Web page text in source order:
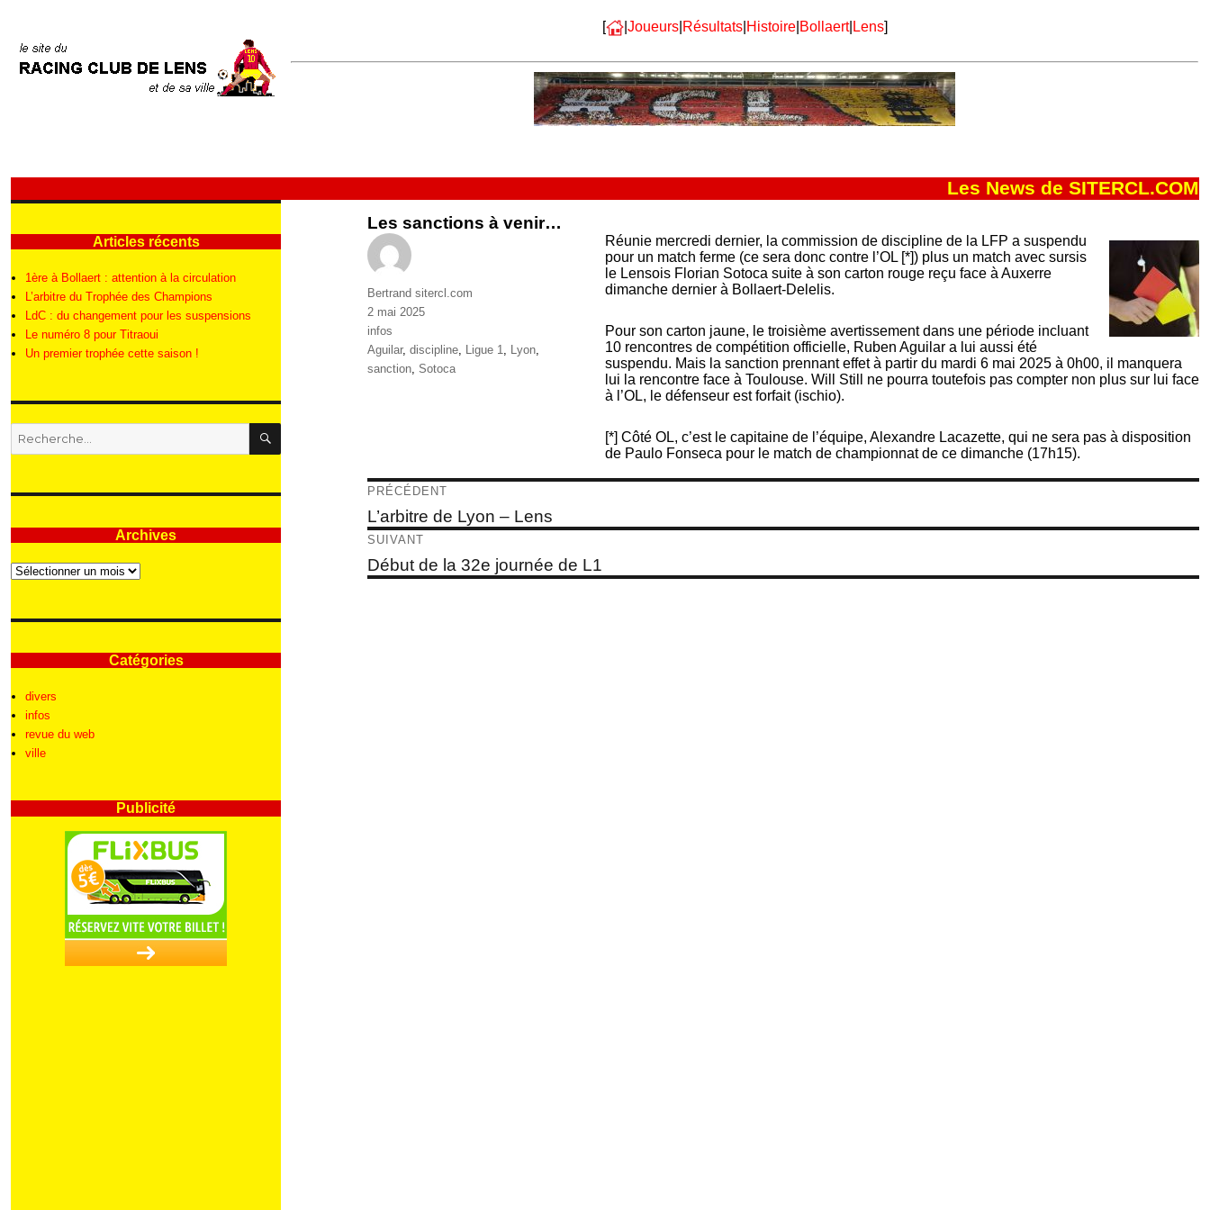
[ | Joueurs| Résultats| Histoire| Bollaert| Lens]
Les News de SITERCL.COM
Les sanctions à venir…
Réunie mercredi dernier, la commission de discipline de la LFP a suspendu
pour un match ferme (ce sera donc contre l’OL [*]) plus un match avec sursis
le Lensois Florian Sotoca suite à son carton rouge reçu face à Auxerre
dimanche dernier à Bollaert-Delelis.
Pour son carton jaune, le troisième avertissement dans une période incluant
10 rencontres de compétition officielle, Ruben Aguilar a lui aussi été
suspendu. Mais la sanction prennant effet à partir du mardi 6 mai 2025 à 0h00, il manquera
lui la rencontre face à Toulouse. Will Still ne pourra toutefois pas compter non plus sur lui face
à l’OL, le défenseur est forfait (ischio).
[*] Côté OL, c’est le capitaine de l’équipe, Alexandre Lacazette, qui ne sera pas à disposition
de Paulo Fonseca pour le match de championnat de ce dimanche (17h15).
Auteur
Bertrand sitercl.com
Publié
le
2 mai 2025
Catégories
infos
Étiquettes
Aguilar, discipline, Ligue 1, Lyon,
sanction, Sotoca
Navigation
de
l’article
PRÉCÉDENT
Article
précédent :
L’arbitre de Lyon – Lens
SUIVANT
Article
suivant :
Début de la 32e journée de L1
Articles récents
1ère à Bollaert : attention à la circulation
L’arbitre du Trophée des Champions
LdC : du changement pour les suspensions
Le numéro 8 pour Titraoui
Un premier trophée cette saison !
Recherche
pour
RECHERCHE
Archives
Archives
Catégories
divers
infos
revue du web
ville